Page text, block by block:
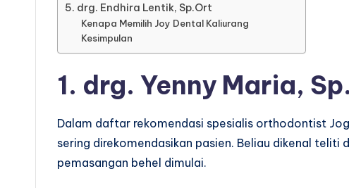
5. drg. Endhira Lentik, Sp.Ort
Kenapa Memilih Joy Dental Kaliurang
Kesimpulan
1. drg. Yenny Maria,
Dalam daftar rekomendasi spesialis orthodontist
sering direkomendasikan pasien. Beliau dikenal teliti
pemasangan behel dimulai.